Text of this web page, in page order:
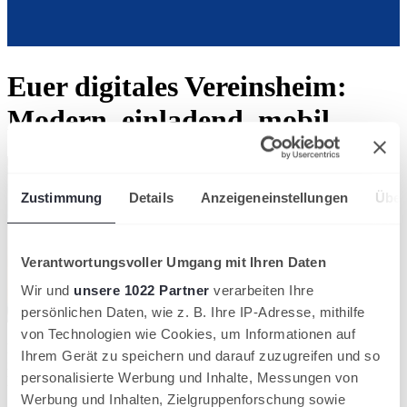
Zustimmung Details Anzeigeneinstellungen
Verantwortungsvoller Umgang mit Ihren Daten
Wir und unsere 1022 Partner verarbeiten Ihre
persönlichen Daten, wie z. B. Ihre IP-Adresse, mithilfe
von Technologien wie Cookies, um Informationen auf
Ihrem Gerät zu speichern und darauf zuzugreifen und so
personalisierte Werbung und Inhalte, Messungen von
Werbung und Inhalten, Zielgruppenforschung sowie
Euer digitales Vereinsheim:
Modern, einladend, mobil
Eine veraltete Webseite schreckt neue Mitglieder ab. Mit dem
integriertenWebseiten-Baukastenvon ClubDesk erstellt ihr im
Handumdrehen einen modernen Internetauftritt.